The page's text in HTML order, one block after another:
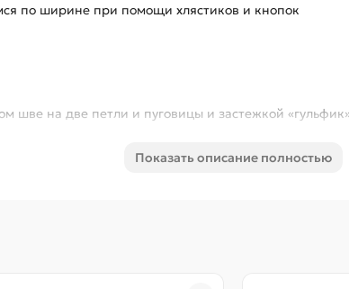
по ширине при помощи хлястиков и кнопок
шве на две петли и пуговицы и застежкой
Показать описание полностью